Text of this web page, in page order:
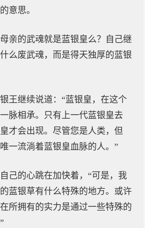
意思。
亲的武魂就是蓝银皇么？自己继
么废武魂，而是得天独厚的蓝银
王继续说道：“蓝银皇，在这个
脉相承。只有上一代蓝银皇去
才会出现。尽管您是人类，但
一流淌着蓝银皇血脉的人。”
己的心跳在加快着，“可是，我
蓝银草有什么特殊的地方。或许
所拥有的实力是通过一些特殊的